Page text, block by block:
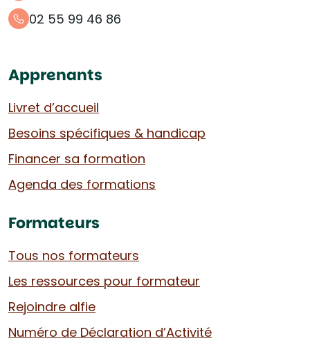
02 55 99 46 86
Apprenants
Livret d’accueil
Besoins spécifiques & handicap
Financer sa formation
Agenda des formations
Formateurs
Tous nos formateurs
Les ressources pour formateur
Rejoindre alfie
Numéro de Déclaration d’Activité